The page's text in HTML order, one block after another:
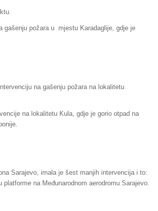
gašenju požara u mjestu Karadaglije, gdje je
na gašenju požara na lokalitetu
na lokalitetu Kula, gdje je gorio otpad na
Sarajevo, imala je šest manjih intervencija i to:
na Međunarodnom aerodromu Sarajevo.